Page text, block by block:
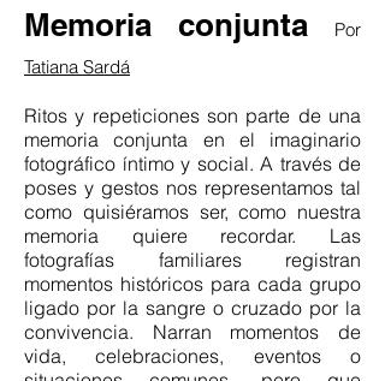
Memoria conjunta
Por
Tatiana Sardá
Ritos y repeticiones son parte de una
memoria conjunta en el imaginario
fotográfico íntimo y social. A través de
poses y gestos nos representamos tal
como quisiéramos ser, como nuestra
memoria quiere recordar. Las
fotografías familiares registran
momentos históricos para cada grupo
ligado por la sangre o cruzado por la
convivencia. Narran momentos de
vida, celebraciones, eventos o